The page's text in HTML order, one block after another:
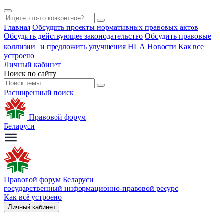
Главная Обсудить проекты нормативных правовых актов
Обсудить действующее законодательство Обсудить правовые
коллизии и предложить улучшения НПА Новости Как все
устроено
Личный кабинет
Поиск по сайту
Расширенный поиск
Правовой форум
Беларуси
Правовой форум Беларуси
государственный информационно-правовой ресурс
Как всё устроено
Личный кабинет